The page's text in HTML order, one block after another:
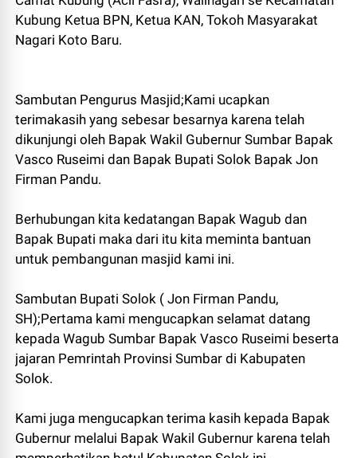
Kubung Ketua BPN, Ketua KAN, Tokoh Masyarakat
Nagari Koto Baru.
Sambutan Pengurus Masjid;Kami ucapkan
terimakasih yang sebesar besarnya karena telah
dikunjungi oleh Bapak Wakil Gubernur Sumbar Bapak
Vasco Ruseimi dan Bapak Bupati Solok Bapak Jon
Firman Pandu.
Berhubungan kita kedatangan Bapak Wagub dan
Bapak Bupati maka dari itu kita meminta bantuan
untuk pembangunan masjid kami ini.
Sambutan Bupati Solok ( Jon Firman Pandu,
SH);Pertama kami mengucapkan selamat datang
kepada Wagub Sumbar Bapak Vasco Ruseimi beserta
jajaran Pemrintah Provinsi Sumbar di Kabupaten
Solok.
Kami juga mengucapkan terima kasih kepada Bapak
Gubernur melalui Bapak Wakil Gubernur karena telah